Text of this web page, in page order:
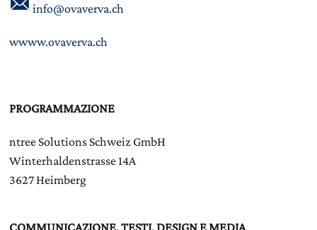
info@ovaverva.ch
wwww.ovaverva.ch
PROGRAMMAZIONE
ntree Solutions Schweiz GmbH
Winterhaldenstrasse 14A
3627 Heimberg
COMMUNICAZIONE, TESTI, DESIGN E MEDIA